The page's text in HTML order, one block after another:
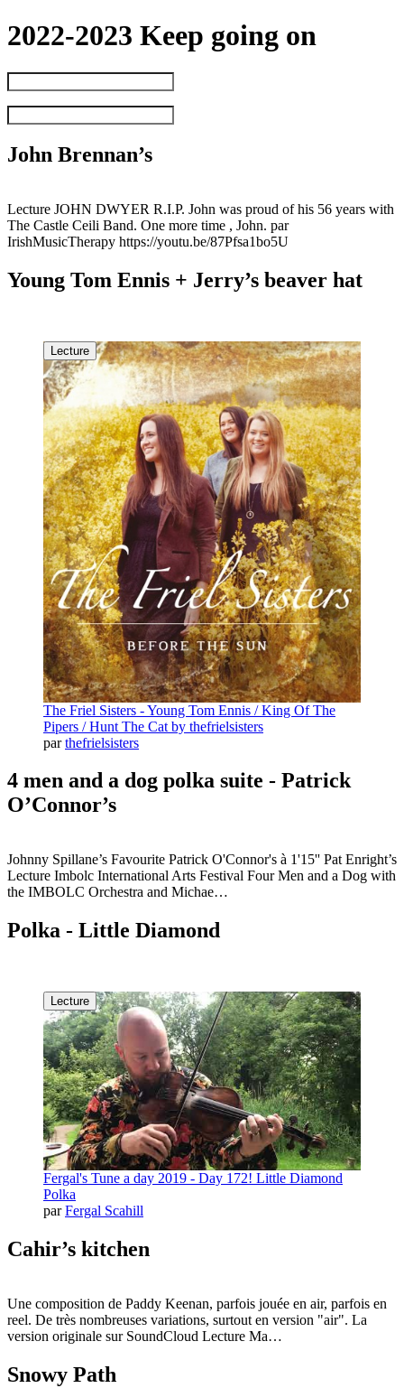
2022-2023 Keep going on
John Brennan’s
Lecture JOHN DWYER R.I.P. John was proud of his 56 years with
The Castle Ceili Band. One more time , John. par
IrishMusicTherapy https://youtu.be/87Pfsa1bo5U
Young Tom Ennis + Jerry’s beaver hat
Lecture
The Friel Sisters - Young Tom Ennis / King Of The
Pipers / Hunt The Cat by thefrielsisters
parthefrielsisters
4 men and a dog polka suite - Patrick
O’Connor’s
Johnny Spillane’s Favourite Patrick O'Connor's à 1'15'' Pat Enright’s
Lecture Imbolc International Arts Festival Four Men and a Dog with
the IMBOLC Orchestra and Michae…
Polka - Little Diamond
Lecture
Fergal's Tune a day 2019 - Day 172! Little Diamond
Polka
parFergal Scahill
Cahir’s kitchen
Une composition de Paddy Keenan, parfois jouée en air, parfois en
reel. De très nombreuses variations, surtout en version "air". La
version originale sur SoundCloud Lecture Ma…
Snowy Path